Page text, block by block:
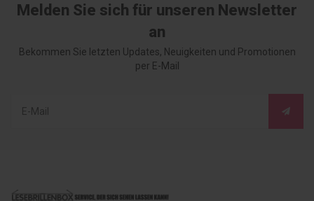
Melden Sie sich für unseren Newsletter
an
Bekommen Sie letzten Updates, Neuigkeiten und Promotionen
per E-Mail